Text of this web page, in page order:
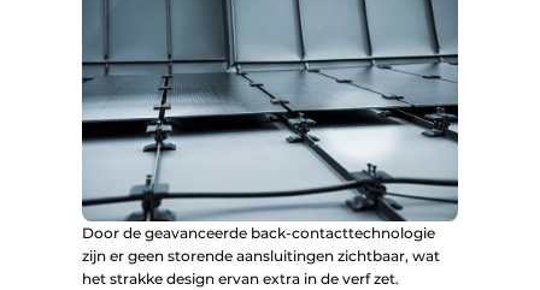
Door de geavanceerde back-contacttechnologie
zijn er geen storende aansluitingen zichtbaar, wat
het strakke design ervan extra in de verf zet.